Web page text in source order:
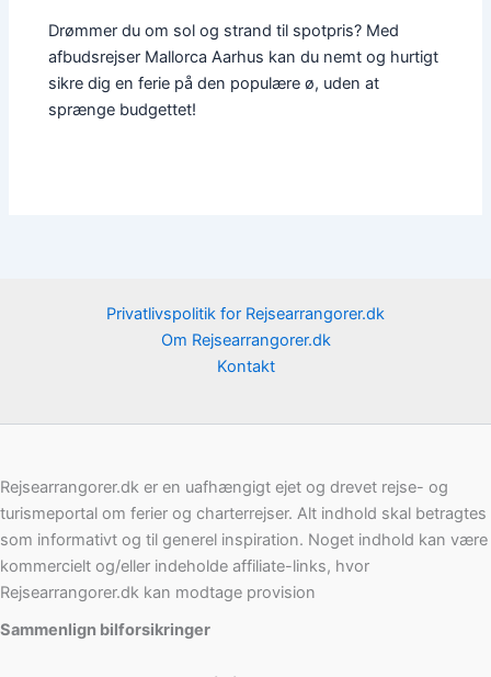
Drømmer du om sol og strand til spotpris? Med
afbudsrejser Mallorca Aarhus kan du nemt og hurtigt
sikre dig en ferie på den populære ø, uden at
sprænge budgettet!
Privatlivspolitik for Rejsearrangorer.dk
Om Rejsearrangorer.dk
Kontakt
Rejsearrangorer.dk er en uafhængigt ejet og drevet rejse- og
turismeportal om ferier og charterrejser. Alt indhold skal betragtes
som informativt og til generel inspiration. Noget indhold kan være
kommercielt og/eller indeholde affiliate-links, hvor
Rejsearrangorer.dk kan modtage provision
Sammenlign bilforsikringer